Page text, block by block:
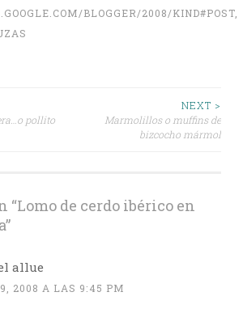
BLOGGER/2008/KIND#POST
pollito
NEXT >
Marmolillos o muffins de
bizcocho mármol
“Lomo de cerdo ibérico en
”
allue
2008 A LAS 9:45 PM